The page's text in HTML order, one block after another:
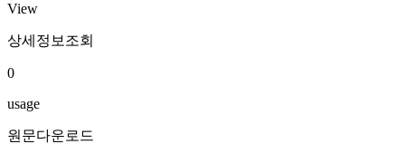
View
상세정보조회
0
usage
원문다운로드